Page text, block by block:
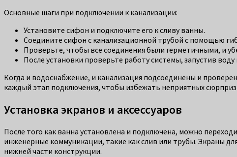
Основные шаги при подключении к канализации:
Установите сифон и подключите его к сливу ванны.
Соедините сифон с канализационной трубой с помощью
Проверьте, чтобы все соединения были герметичными, и
После установки проверьте работу системы, запустив
Когда и водоснабжение, и канализация подсоединены и
каждый этап подключения, чтобы избежать неприятных
Установка экранов и аксессуаров
После того как ванна установлена и подключена, можно
инженерные коммуникации, такие как слив или трубы. Экраны
нижней части конструкции.